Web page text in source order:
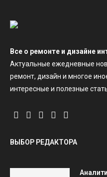
Все о ремонте и дизайне
Актуальные ежедневные
ремонт, дизайн и многое
интересные и полезные
ВЫБОР РЕДАКТОРА